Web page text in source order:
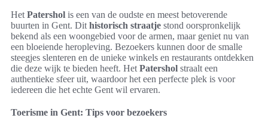
Het Patershol is een van de oudste en meest betoverende
buurten in Gent. Dit historisch straatje stond oorspronkelijk
bekend als een woongebied voor de armen, maar geniet nu van
een bloeiende heropleving. Bezoekers kunnen door de smalle
steegjes slenteren en de unieke winkels en restaurants ontdekken
die deze wijk te bieden heeft. Het Patershol straalt een
authentieke sfeer uit, waardoor het een perfecte plek is voor
iedereen die het echte Gent wil ervaren.
Toerisme in Gent: Tips voor bezoekers